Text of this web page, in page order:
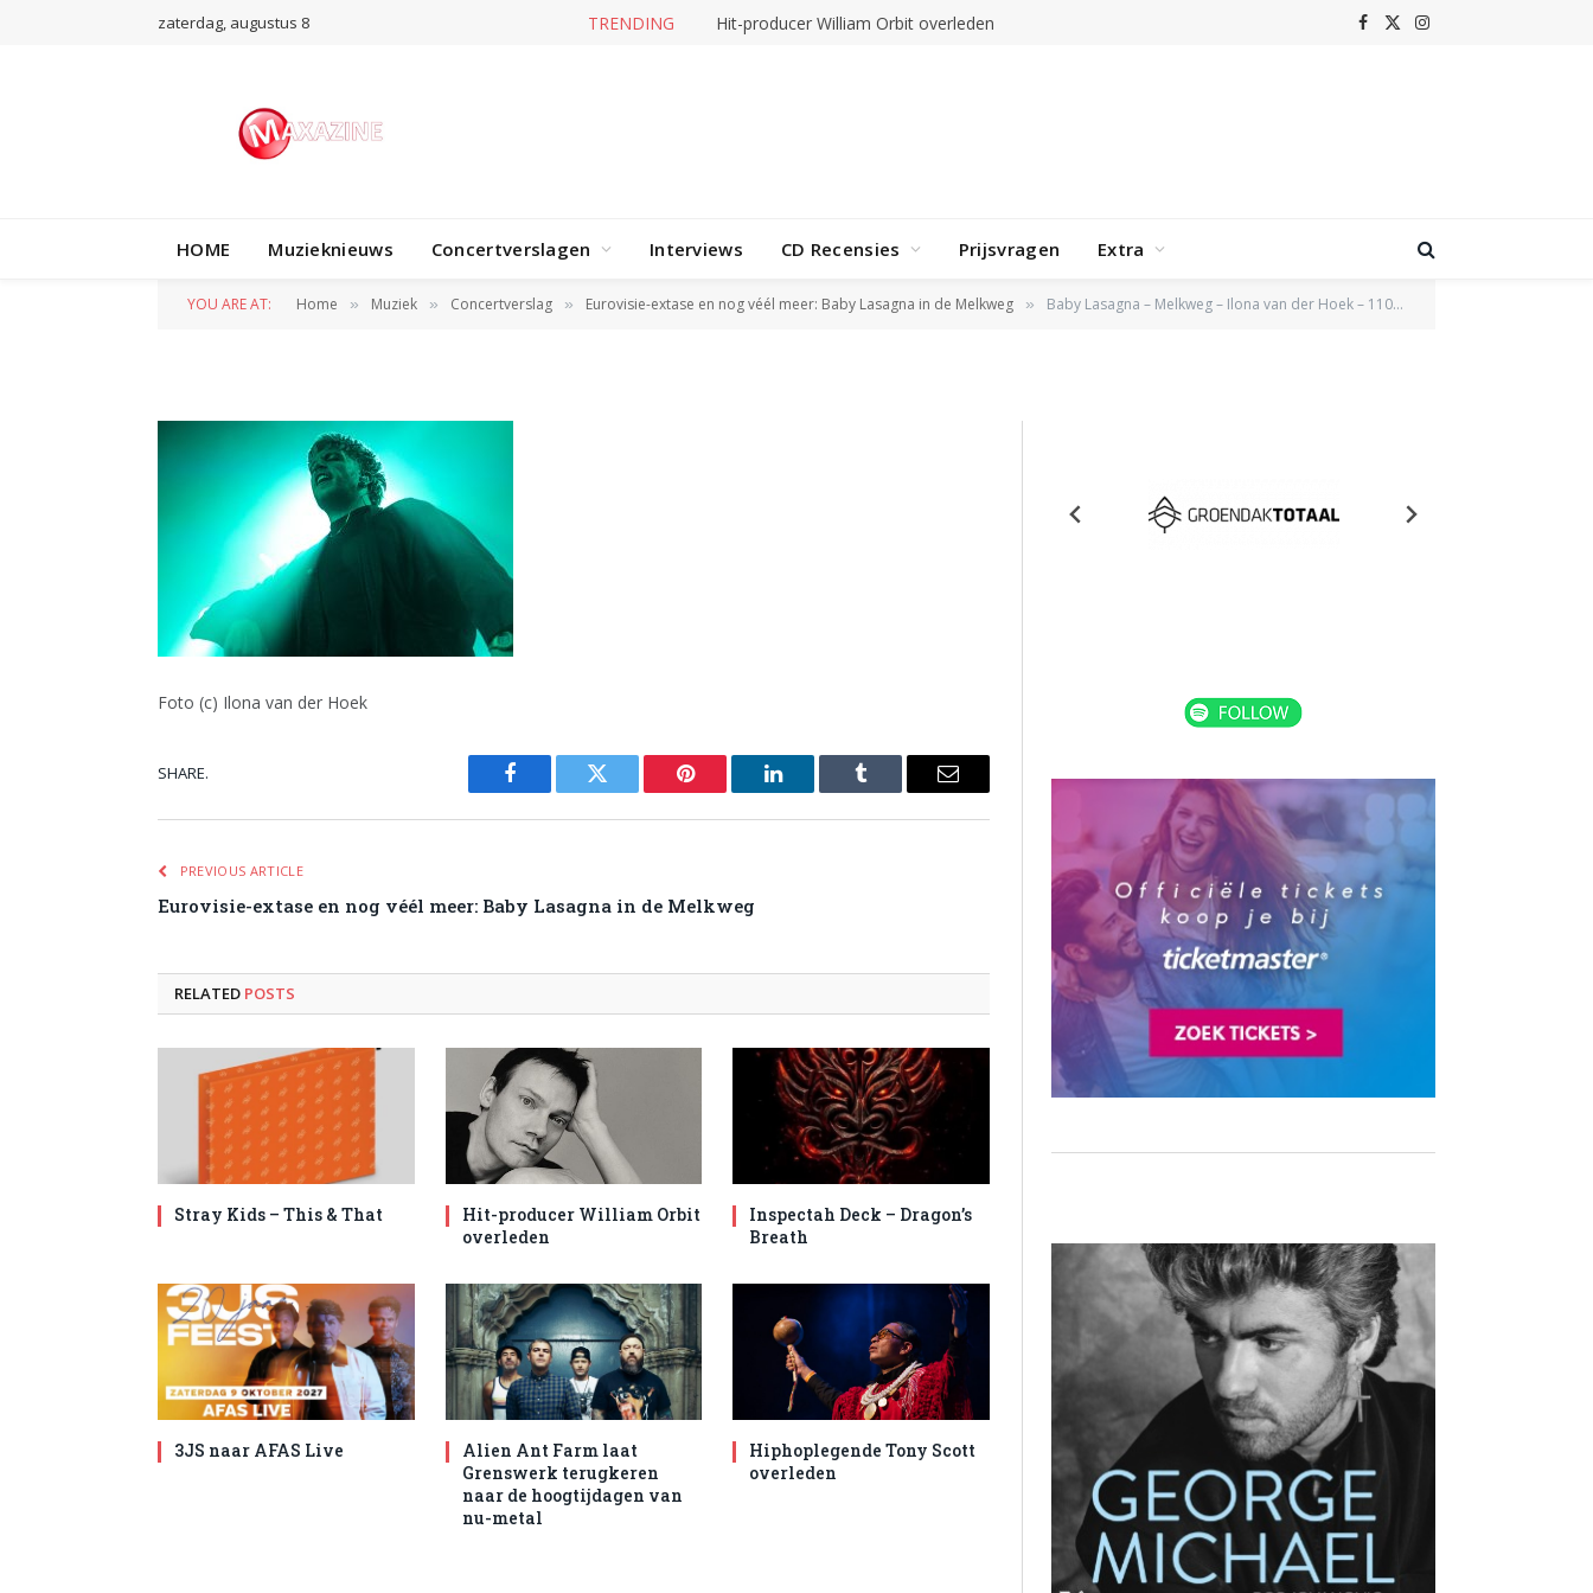
zaterdag, augustus 8 TRENDING Hit-producer William Orbit overleden Facebook
X
Instagram
HOME Muzieknieuws Concertverslagen Interviews CD Recensies Prijsvragen Extra
YOU ARE AT: Home » Muziek » Concertverslag » Eurovisie-extase en nog véél meer: Baby Lasagna in de Melkweg » Baby Lasagna – Melkweg – Ilona van der Hoek – 11042025-6
Hoek – 11042025-6
Foto (c) Ilona van der Hoek
SHARE.
Facebook Twitter Pinterest LinkedIn Tumblr Email
PREVIOUS ARTICLE
Eurovisie-extase en nog véél meer: Baby Lasagna in de Melkweg
RELATED POSTS
Stray Kids – This & That
Hit-producer William Orbit
overleden
Inspectah Deck – Dragon’s
Breath
3JS naar AFAS Live
Alien Ant Farm laat
Grenswerk terugkeren
naar de hoogtijdagen van
nu-metal
Hiphoplegende Tony Scott
overleden